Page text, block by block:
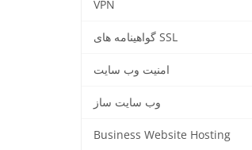
VPN
گواهینامه های SSL
امنیت وب سایت
وب سایت ساز
Business Website Hosting